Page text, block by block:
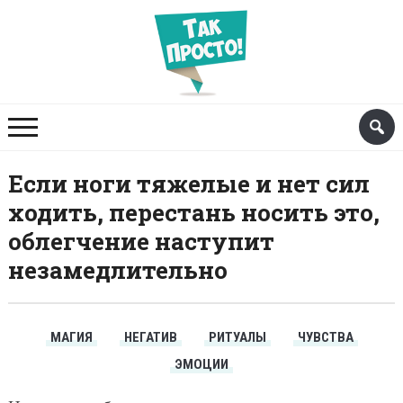
Если ноги тяжелые и нет сил
ходить, перестань носить это,
облегчение наступит
незамедлительно
МАГИЯ НЕГАТИВ РИТУАЛЫ
ЧУВСТВА
ЭМОЦИИ